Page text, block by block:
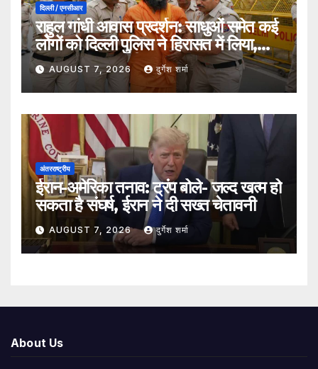
दिल्ली / एनसीआर
राहुल गांधी आवास प्रदर्शन: साधुओं समेत कई
लोगों को दिल्ली पुलिस ने हिरासत में लिया,
सुरक्षा व्यवस्था कड़ी
AUGUST 7, 2026 दुर्गेश शर्मा
अंतरराष्ट्रीय
ईरान-अमेरिका तनाव: ट्रंप बोले- जल्द खत्म हो
सकता है संघर्ष, ईरान ने दी सख्त चेतावनी
AUGUST 7, 2026 दुर्गेश शर्मा
About Us